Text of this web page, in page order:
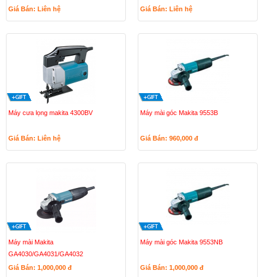
Giá Bán: Liên hệ Giá Bán: Liên hệ
Máy cưa lọng makita 4300BV
Giá Bán: Liên hệ
Máy mài góc Makita 9553B
Giá Bán: 960,000 đ
Máy mài Makita
GA4030/GA4031/GA4032
Giá Bán: 1,000,000 đ
Máy mài góc Makita 9553NB
Giá Bán: 1,000,000 đ